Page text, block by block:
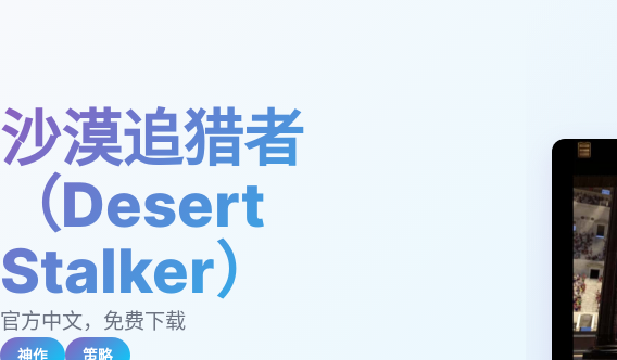
沙漠追猎者
（Desert
Stalker）
官方中文，免费下载
神作 策略